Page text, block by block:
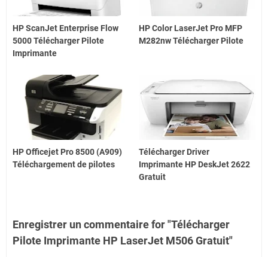
HP ScanJet Enterprise Flow
5000 Télécharger Pilote
Imprimante
HP Color LaserJet Pro MFP
M282nw Télécharger Pilote
HP Officejet Pro 8500 (A909)
Téléchargement de pilotes
Télécharger Driver
Imprimante HP DeskJet 2622
Gratuit
Enregistrer un commentaire for "Télécharger
Pilote Imprimante HP LaserJet M506 Gratuit"